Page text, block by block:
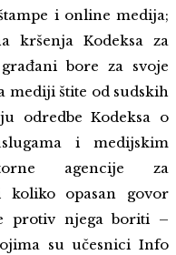
i online medija;
kršenja Kodeksa za
bore za svoje
mediji štite od sudskih
odredbe Kodeksa o
i medijskim
agencije za
opasan govor
protiv njega boriti –
su učesnici Info